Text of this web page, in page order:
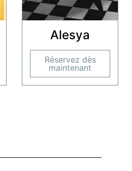
Alesya
Réservez dès
maintenant